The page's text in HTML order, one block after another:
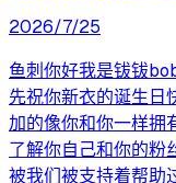
2026/7/25
鱼刺你好我是钹钹
先祝你新衣的诞生日
加的像你和你一样拥
了解你自己和你的粉
被我们被支持着帮助